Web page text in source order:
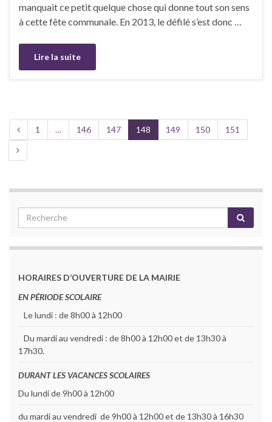
manquait ce petit quelque chose qui donne tout son sens
à cette fête communale. En 2013, le défilé s’est donc …
Lire la suite
1 … 146 147 148 149 150 151
HORAIRES D’OUVERTURE DE LA MAIRIE
EN PÉRIODE SCOLAIRE
Le lundi : de 8h00 à 12h00
Du mardi au vendredi : de 8h00 à 12h00 et de 13h30 à
17h30.
DURANT LES VACANCES SCOLAIRES
Du lundi de 9h00 à 12h00
du mardi au vendredi de 9h00 à 12h00 et de 13h30 à 16h30